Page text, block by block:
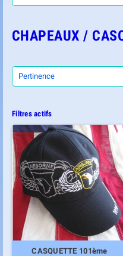
CHAPEAUX /
Pertinence
Filtres actifs
CASQUETTE 101ème